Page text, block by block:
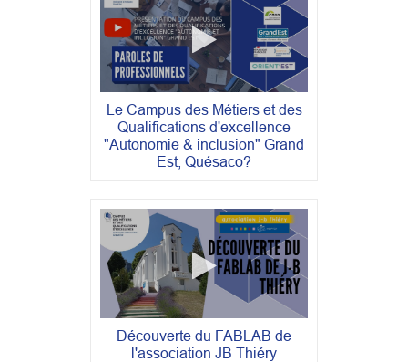
Le Campus des Métiers et des
Qualifications d'excellence
"Autonomie & inclusion" Grand
Est, Quésaco?
Découverte du FABLAB de
l'association JB Thiéry